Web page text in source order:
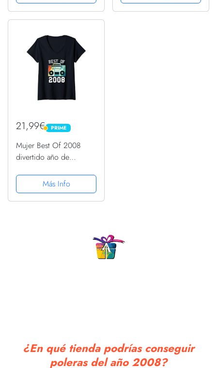
21,99€ PRIME
PRIME
Mujer Best Of 2008
divertido año de
cumpleaños 2008
Camiseta Cuello V
Más Info
¿En qué tienda podrías conseguir
poleras del año 2008?